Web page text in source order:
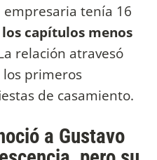
tenía 16
capítulos menos
relación atravesó
primeros
de casamiento.
a Gustavo